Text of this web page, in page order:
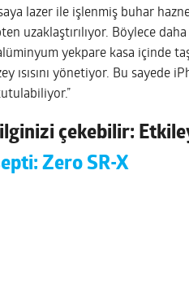
lazer ile işlenmiş buhar
uzaklaştırılıyor. Böylece
yekpare kasa içinde
ısısını yönetiyor. Bu sayede
ilginizi çekebilir:
Zero SR-X